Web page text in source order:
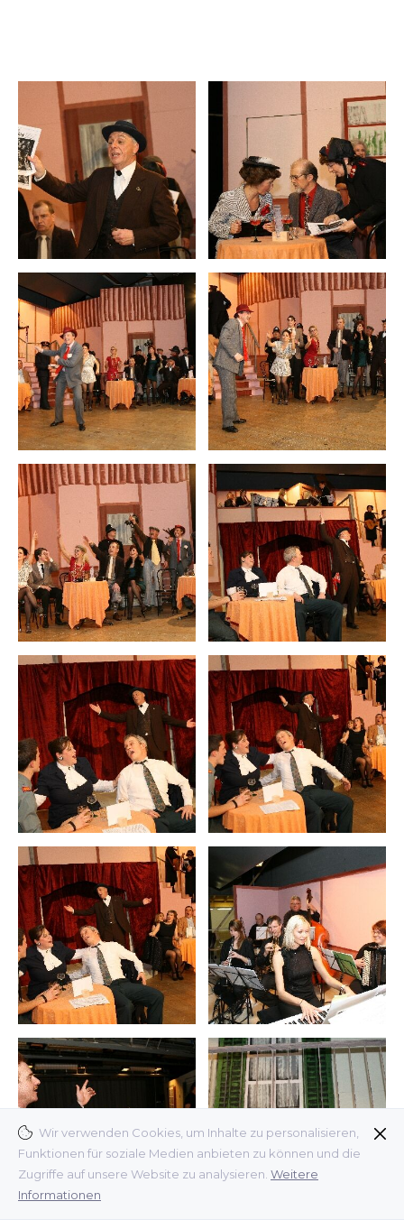
Wir verwenden Cookies, um Inhalte zu personalisieren,
Funktionen für soziale Medien anbieten zu können und die
Zugriffe auf unsere Website zu analysieren. Weitere
Informationen